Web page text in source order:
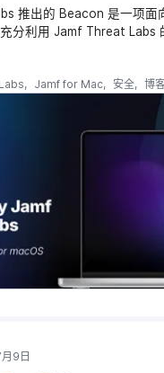
推出的 Beacon 是一项面
分利用 Jamf Threat Labs
Jamf for Mac 安全 博
9日